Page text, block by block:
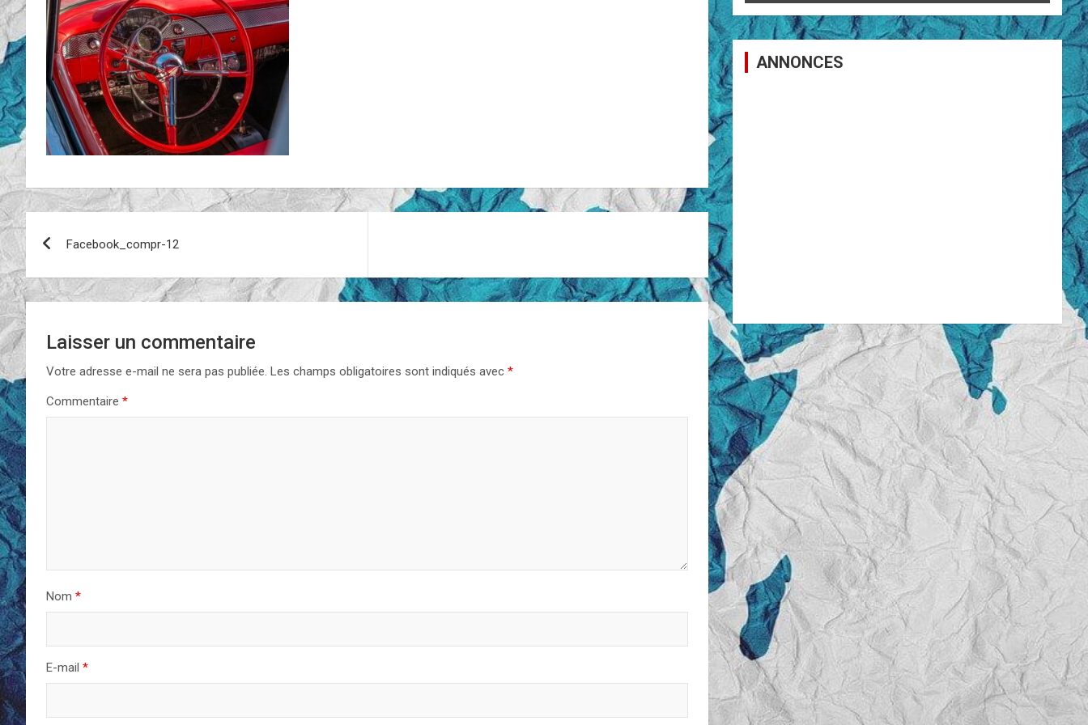
Navigation
de
l’article
Facebook_compr-12
Laisser un commentaire
Votre adresse e-mail ne sera pas publiée. Les champs obligatoires sont indiqués avec *
Commentaire *
Nom *
E-mail *
ANNONCES